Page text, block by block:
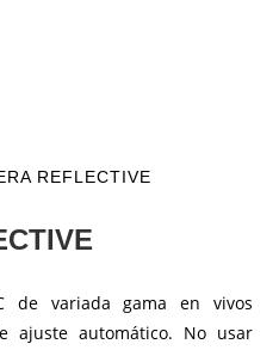
REFLECTIVE
de variada gama en vivos
ajuste automático. No usar